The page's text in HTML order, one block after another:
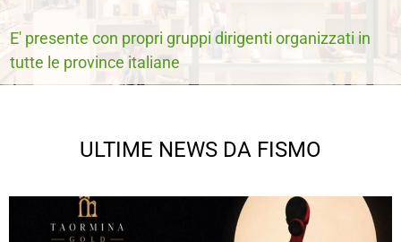
E' presente con propri gruppi dirigenti organizzati in
tutte le province italiane
ULTIME NEWS DA FISMO